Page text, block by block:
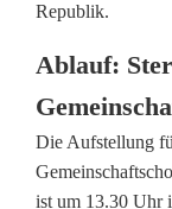
s
m
u
s
i
Republik.
Ablauf:
Die Aufstellung
ist um 13.30 Uhr